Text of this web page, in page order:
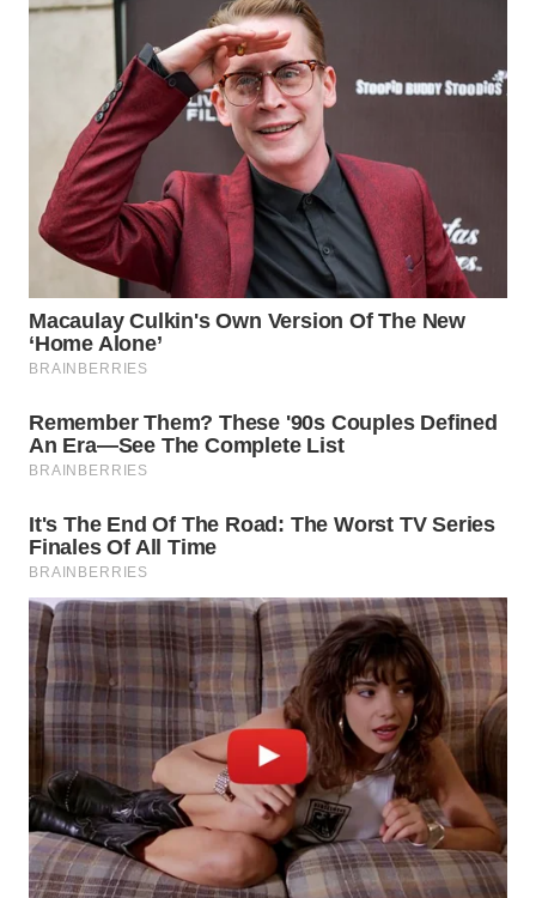
WN
INDRAMAYU
WN
KUNINGAN
WN
MAJALENGKA
SUBANG
WN
WN
WN
PRIANGAN
TIMUR
WN
SEMARANG
WN
SOLO
WN
BOROBUDUR